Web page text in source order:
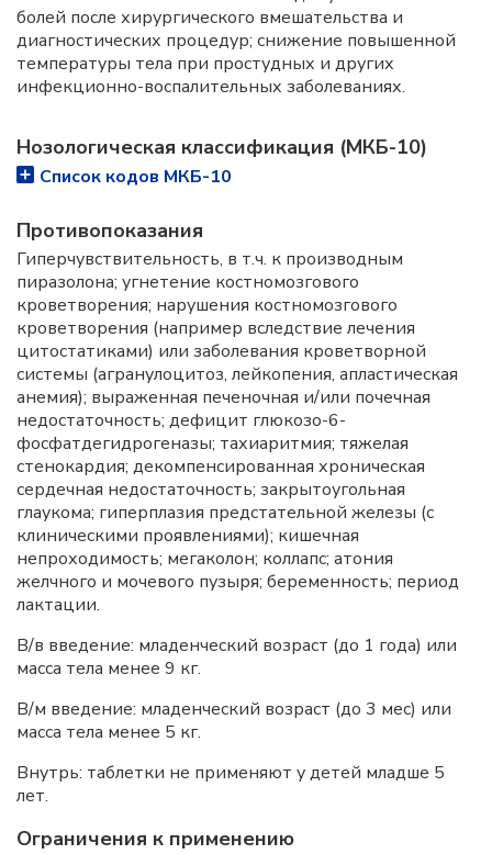
болей после хирургического вмешательства и
диагностических процедур; снижение повышенной
температуры тела при простудных и других
инфекционно-воспалительных заболеваниях.
Нозологическая классификация (МКБ-10)
Список кодов МКБ-10
Противопоказания
Гиперчувствительность, в т.ч. к производным
пиразолона; угнетение костномозгового
кроветворения; нарушения костномозгового
кроветворения (например вследствие лечения
цитостатиками) или заболевания кроветворной
системы (агранулоцитоз, лейкопения, апластическая
анемия); выраженная печеночная и/или почечная
недостаточность; дефицит глюкозо-6-
фосфатдегидрогеназы; тахиаритмия; тяжелая
стенокардия; декомпенсированная хроническая
сердечная недостаточность; закрытоугольная
глаукома; гиперплазия предстательной железы (с
клиническими проявлениями); кишечная
непроходимость; мегаколон; коллапс; атония
желчного и мочевого пузыря; беременность; период
лактации.
В/в введение: младенческий возраст (до 1 года) или
масса тела менее 9 кг.
В/м введение: младенческий возраст (до 3 мес) или
масса тела менее 5 кг.
Внутрь: таблетки не применяют у детей младше 5
лет.
Ограничения к применению